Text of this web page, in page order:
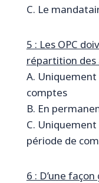
C. Le
5 : Les OPC
répartition des
A. Uniquement
comptes
B. En
C.
période de
6 : D’une